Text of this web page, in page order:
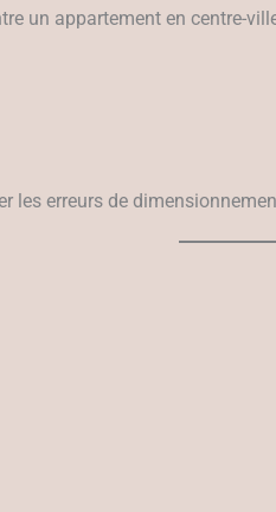
un appartement en centre-
les erreurs de